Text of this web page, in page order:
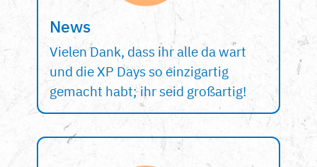
News
Vielen Dank, dass ihr alle da wart
und die XP Days so einzigartig
gemacht habt; ihr seid großartig!